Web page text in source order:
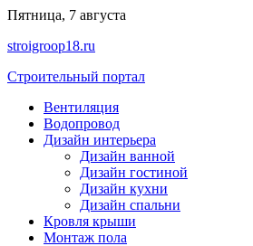
Перейти
содержимому
Пятница, 7 августа
stroigroop18.ru
Строительный портал
Вентиляция
Водопровод
Дизайн интерьера
Дизайн ванной
Дизайн гостиной
Дизайн кухни
Дизайн спальни
Кровля крыши
Монтаж пола